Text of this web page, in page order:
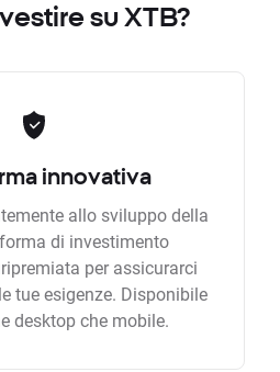
su XTB?
innovativa
allo sviluppo della
di investimento
per assicurarci
tue esigenze. Disponibile
desktop che mobile.